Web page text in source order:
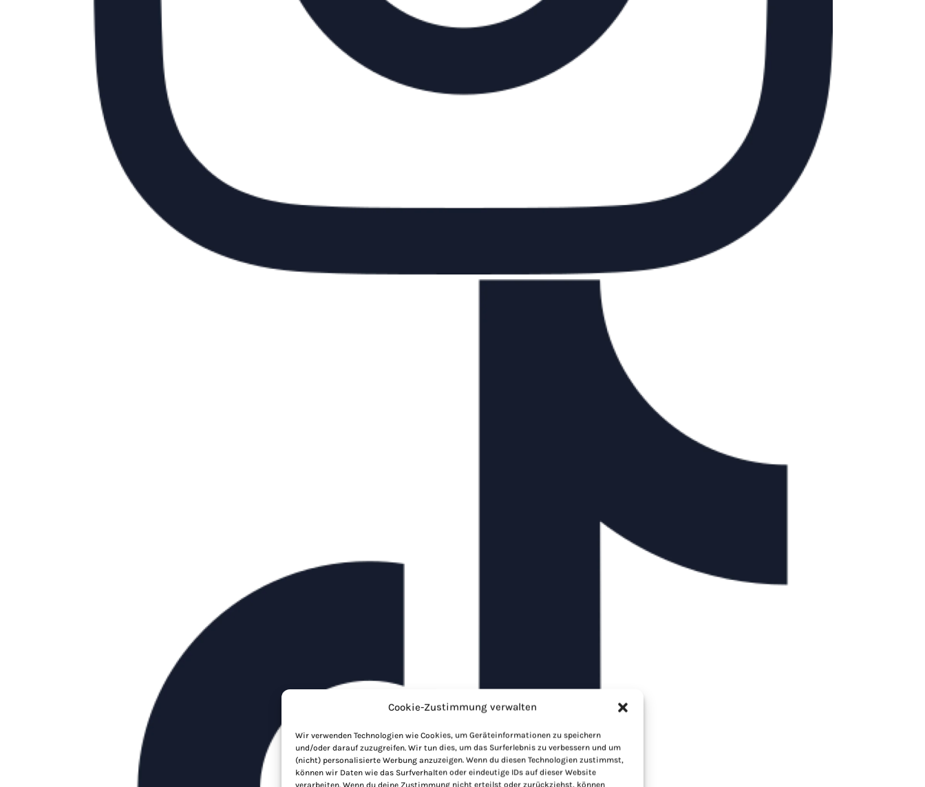
Cookie-Zustimmung verwalten
Wir verwenden Technologien wie Cookies, um Geräteinformationen zu speichern
und/oder darauf zuzugreifen. Wir tun dies, um das Surferlebnis zu verbessern und um
(nicht) personalisierte Werbung anzuzeigen. Wenn du diesen Technologien zustimmst,
können wir Daten wie das Surfverhalten oder eindeutige IDs auf dieser Website
verarbeiten. Wenn du deine Zustimmung nicht erteilst oder zurückziehst, können